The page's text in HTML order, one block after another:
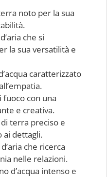
noto per la sua
che si
la sua versatilità e
caratterizzato
fuoco con una
e creativa.
terra preciso e
ai dettagli.
che ricerca
nelle relazioni.
d’acqua intenso e